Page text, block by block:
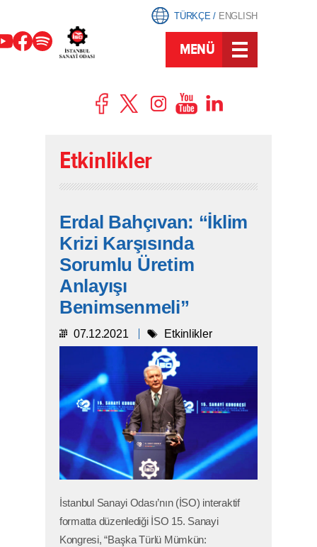
TÜRKÇE/ ENGLISH
MENÜ
Etkinlikler
Erdal Bahçıvan: “İklim
Krizi Karşısında
Sorumlu Üretim
Anlayışı
Benimsenmeli”
07.12.2021 Etkinlikler
İstanbul Sanayi Odası’nın (İSO) interaktif
formatta düzenlediği İSO 15. Sanayi
Kongresi, “Başka Türlü Mümkün: